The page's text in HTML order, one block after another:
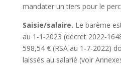
mandater un tiers pour le
Saisie/salaire. Le barème
au 1‑1‑2023 (décret
598,54 € (RSA au 1‑7‑2022)
laissés au salarié (voir